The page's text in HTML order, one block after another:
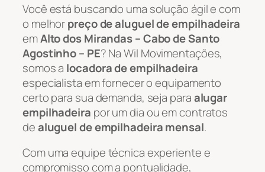
Você está buscando uma solução ágil e com
o melhorpreço de aluguel de empilhadeira
emAlto dos Mirandas – Cabo de Santo
Agostinho – PE? Na Wil Movimentações,
somos a locadora de empilhadeira
especialista em fornecer o equipamento
certo para sua demanda, seja paraalugar
empilhadeira por um dia ou em contratos
dealuguel de empilhadeira mensal.
Com uma equipe técnica experiente e
compromisso com a pontualidade,